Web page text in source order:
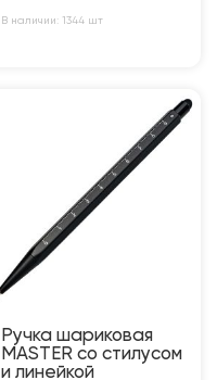
В наличии: 1344 шт
Ручка шариковая
MASTER со стилусом
и линейкой